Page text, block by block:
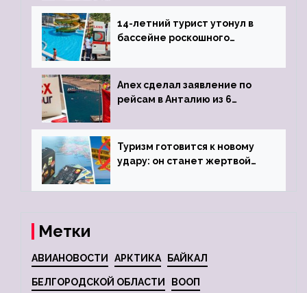
задержке рейса
14-летний турист утонул в
бассейне роскошного
Anex сделал заявление по
рейсам в Анталию из 6
Туризм готовится к новому
удару: он станет жертвой
Метки
АВИАНОВОСТИ АРКТИКА БАЙКАЛ
БЕЛГОРОДСКОЙ ОБЛАСТИ ВООП